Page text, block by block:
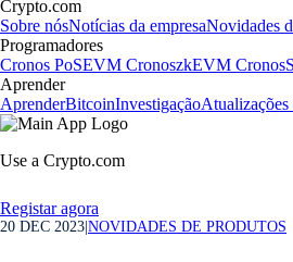
Crypto.com
Sobre nósNotícias da empresaNovidades
Programadores
Cronos PoSEVM CronoszkEVM Cronos
Aprender
AprenderBitcoinInvestigaçãoAtualizações
Use a Crypto.com
Registar agora
20 DEC 2023 NOVIDADES DE PRODUTOS